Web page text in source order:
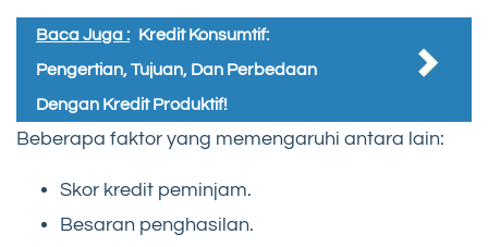
Baca Juga : Kredit Konsumtif:
Pengertian, Tujuan, Dan Perbedaan
Dengan Kredit Produktif!
Beberapa faktor yang memengaruhi antara lain:
Skor kredit peminjam.
Besaran penghasilan.